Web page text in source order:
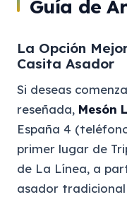
Guía de
La Opción
Casita Asador
Si deseas
reseñada, Mesón
España 4
primer lugar de
de La Línea, a
asador